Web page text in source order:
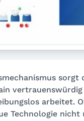
sorgt
arbeitet.
Technologie nicht